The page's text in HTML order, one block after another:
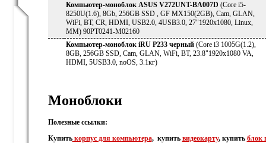
Компьютер-моноблок ASUS V272UNT-BA007D (Core i5-
8250U(1.6), 8Gb, 256GB SSD , GF MX150(2GB), Cam, GLAN,
WiFi, BT, CR, HDMI, USB2.0, 4USB3.0, 27"1920х1080, Linux,
MM) 90PT0241-M02160
Компьютер-моноблок iRU P233 черный (Core i3 1005G(1.2),
8GB, 256GB SSD, Cam, GLAN, WiFi, BT, 23.8"1920x1080 VA,
HDMI, 5USB3.0, noOS, 3.1кг)
Моноблоки
Полезные ссылки:
Купитькорпус для компьютера, купить видеокарту, купить блок